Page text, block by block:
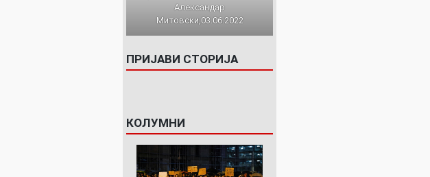
Александар
Митовски,03.06.2022
ПРИЈАВИ СТОРИЈА
КОЛУМНИ